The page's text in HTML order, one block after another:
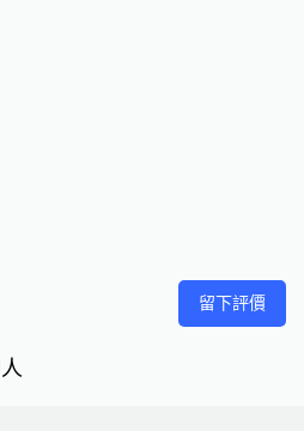
留下評價